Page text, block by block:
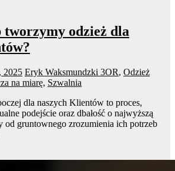
tworzymy odzież dla
2025 Eryk Waksmundzki 3OR, Odzież
na miarę, Szwalnia
dla naszych Klientów to proces,
podejście oraz dbałość o najwyższą
od gruntownego zrozumienia ich potrzeb